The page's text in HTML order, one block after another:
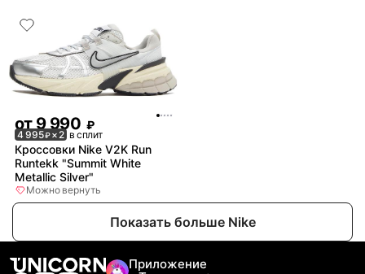
от9 990 ₽
4 995₽× 2 в сплит
Кроссовки Nike V2K Run
Runtekk "Summit White
Metallic Silver"
Можно вернуть
Показать больше Nike
Приложение